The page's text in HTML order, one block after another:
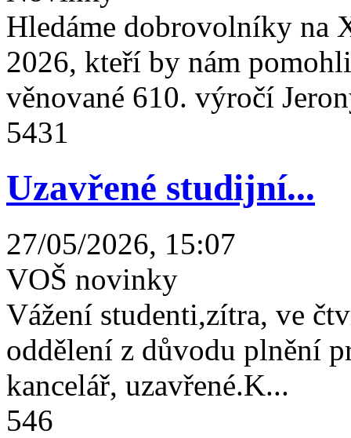
Hledáme dobrovolníky na
2026, kteří by nám
věnované 610. výročí
5431
Uzavřené studijní...
27/05/2026, 15:07
VOŠ novinky
Vážení studenti,zítra, ve
oddělení z důvodu plnění
kancelář, uzavřené.K...
546